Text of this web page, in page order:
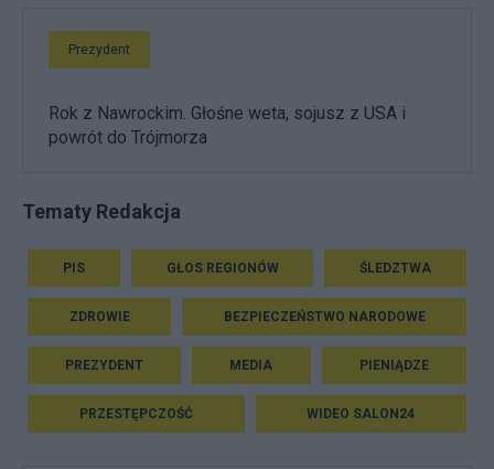
Prezydent
Rok z Nawrockim. Głośne weta, sojusz z USA i
powrót do Trójmorza
Tematy Redakcja
PIS GŁOS REGIONÓW ŚLEDZTWA
ZDROWIE BEZPIECZEŃSTWO NARODOWE
PREZYDENT MEDIA PIENIĄDZE
PRZESTĘPCZOŚĆ WIDEO SALON24